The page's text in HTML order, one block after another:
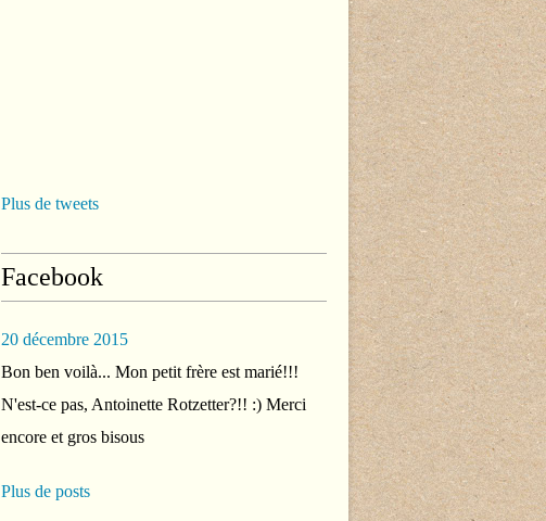
Plus de tweets
Facebook
20 décembre 2015
Bon ben voilà... Mon petit frère est marié!!!
N'est-ce pas, Antoinette Rotzetter?!! :) Merci
encore et gros bisous
Plus de posts